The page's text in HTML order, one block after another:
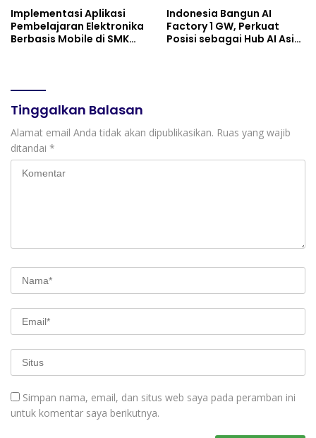
Implementasi Aplikasi
Pembelajaran Elektronika
Berbasis Mobile di SMK
Indonesia Bangun AI
Factory 1 GW, Perkuat
Posisi sebagai Hub AI Asia
Tinggalkan Balasan
Alamat email Anda tidak akan dipublikasikan. Ruas yang wajib
ditandai *
Simpan nama, email, dan situs web saya pada peramban ini
untuk komentar saya berikutnya.